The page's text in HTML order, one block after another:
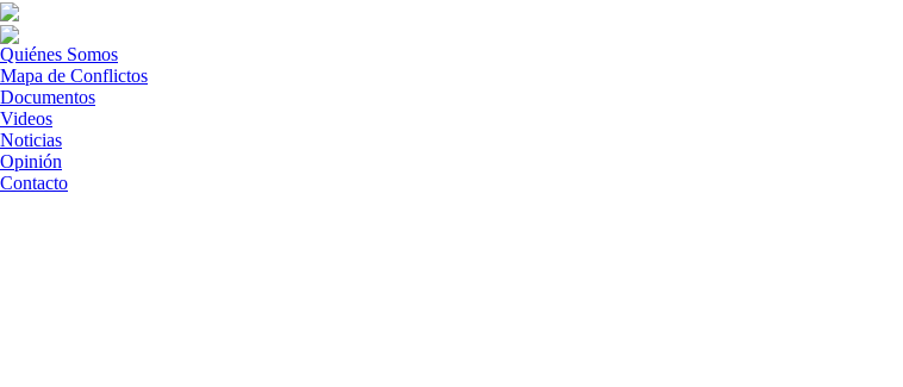
Quiénes Somos
Mapa de Conflictos
Documentos
Videos
Noticias
Opinión
Contacto